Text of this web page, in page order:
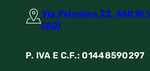
Via Pelandra 22, 45010
(RO)
P. IVA E C.F.: 01448590297